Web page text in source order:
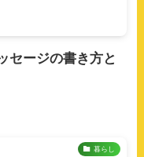
セージの書き方と
暮らし